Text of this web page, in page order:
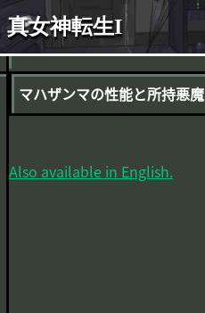
真女神転生I
マハザンマの性能と所持悪魔
Also available in English.